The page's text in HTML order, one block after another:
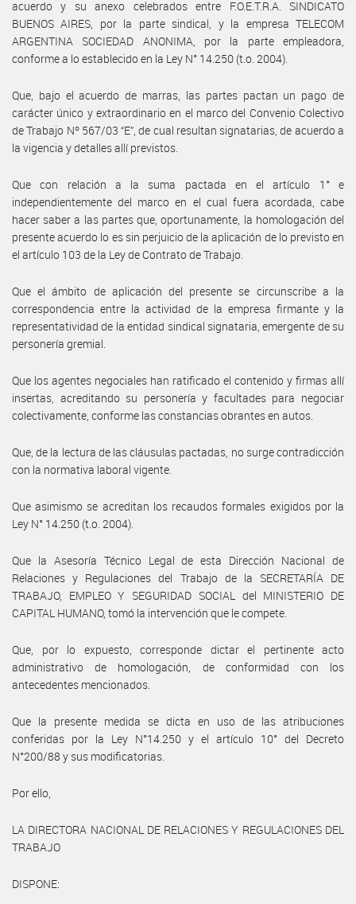
acuerdo y su anexo celebrados entre F.O.E.T.R.A. SINDICATO
BUENOS AIRES, por la parte sindical, y la empresa TELECOM
ARGENTINA SOCIEDAD ANONIMA, por la parte empleadora,
conforme a lo establecido en la Ley N° 14.250 (t.o. 2004).
Que, bajo el acuerdo de marras, las partes pactan un pago de
carácter único y extraordinario en el marco del Convenio Colectivo
de Trabajo Nº 567/03 “E”, de cual resultan signatarias, de acuerdo a
la vigencia y detalles allí previstos.
Que con relación a la suma pactada en el artículo 1° e
independientemente del marco en el cual fuera acordada, cabe
hacer saber a las partes que, oportunamente, la homologación del
presente acuerdo lo es sin perjuicio de la aplicación de lo previsto en
el artículo 103 de la Ley de Contrato de Trabajo.
Que el ámbito de aplicación del presente se circunscribe a la
correspondencia entre la actividad de la empresa firmante y la
representatividad de la entidad sindical signataria, emergente de su
personería gremial.
Que los agentes negociales han ratificado el contenido y firmas allí
insertas, acreditando su personería y facultades para negociar
colectivamente, conforme las constancias obrantes en autos.
Que, de la lectura de las cláusulas pactadas, no surge contradicción
con la normativa laboral vigente.
Que asimismo se acreditan los recaudos formales exigidos por la
Ley N° 14.250 (t.o. 2004).
Que la Asesoría Técnico Legal de esta Dirección Nacional de
Relaciones y Regulaciones del Trabajo de la SECRETARÍA DE
TRABAJO, EMPLEO Y SEGURIDAD SOCIAL del MINISTERIO DE
CAPITAL HUMANO, tomó la intervención que le compete.
Que, por lo expuesto, corresponde dictar el pertinente acto
administrativo de homologación, de conformidad con los
antecedentes mencionados.
Que la presente medida se dicta en uso de las atribuciones
conferidas por la Ley N°14.250 y el artículo 10° del Decreto
N°200/88 y sus modificatorias.
Por ello,
LA DIRECTORA NACIONAL DE RELACIONES Y REGULACIONES DEL
TRABAJO
DISPONE: